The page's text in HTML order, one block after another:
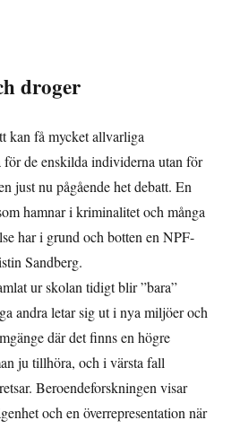
droger
kan få mycket allvarliga
för de enskilda individerna utan för
just nu pågående het debatt. En
hamnar i kriminalitet och många
har i grund och botten en NPF-
Sandberg.
ur skolan tidigt blir ”bara”
andra letar sig ut i nya miljöer och
där det finns en högre
ju tillhöra, och i värsta fall
Beroendeforskningen visar
och en överrepresentation när